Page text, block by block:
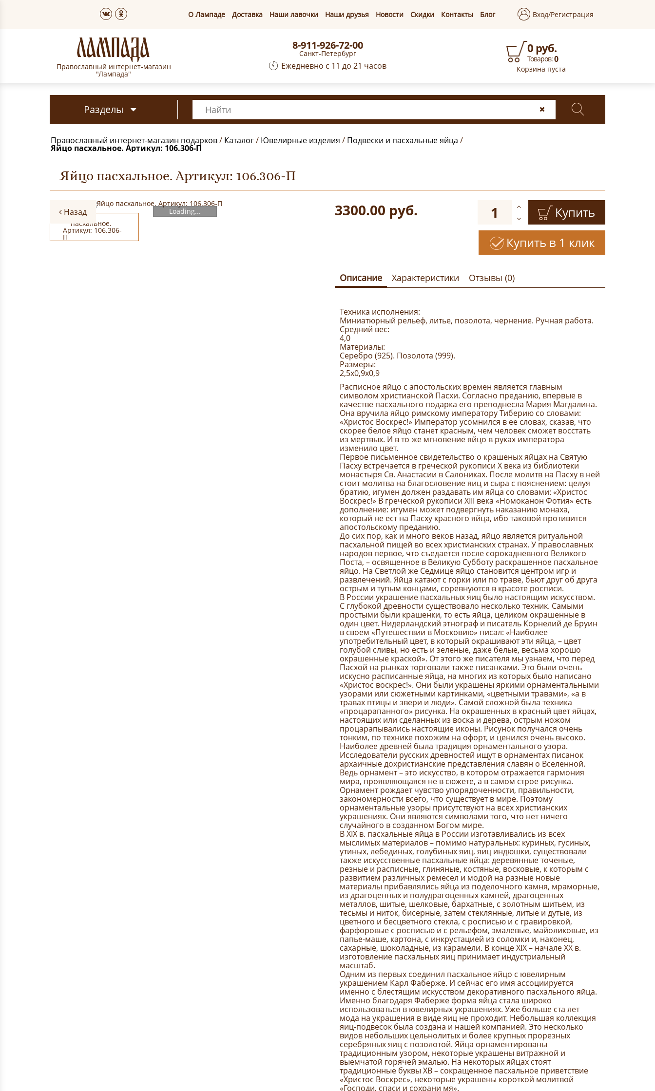
О Лампаде Доставка Наши лавочки Наши друзья Новости Скидки Контакты Блог Вход/Регистрация
Православный интернет-магазин
"Лампада"
8-911-926-72-00
Санкт-Петербург
Ежедневно с 11 до 21 часов
0 руб.
Товаров:0
Корзина пуста
Разделы
Православный интернет-магазин подарков/ Каталог/ Ювелирные изделия / Подвески и пасхальные яйца /
Яйцо пасхальное. Артикул: 106.306-П
Яйцо пасхальное. Артикул: 106.306-П
Loading...
Назад 3300.00 руб.
Купить
Купить в 1 клик
Описание Характеристики Отзывы (0)
Техника исполнения:
Миниатюрный рельеф, литье, позолота, чернение. Ручная работа.
Средний вес:
4,0
Материалы:
Серебро (925). Позолота (999).
Размеры:
2,5х0,9х0,9
Расписное яйцо с апостольских времен является главным
символом христианской Пасхи. Согласно преданию, впервые в
качестве пасхального подарка его преподнесла Мария Магдалина.
Она вручила яйцо римскому императору Тиберию со словами:
«Христос Воскрес!» Император усомнился в ее словах, сказав, что
скорее белое яйцо станет красным, чем человек сможет восстать
из мертвых. И в то же мгновение яйцо в руках императора
изменило цвет.
Первое письменное свидетельство о крашеных яйцах на Святую
Пасху встречается в греческой рукописи Х века из библиотеки
монастыря Св. Анастасии в Салониках. После молитв на Пасху в ней
стоит молитва на благословение яиц и сыра с пояснением: целуя
братию, игумен должен раздавать им яйца со словами: «Христос
Воскрес!» В греческой рукописи XIII века «Номоканон Фотия» есть
дополнение: игумен может подвергнуть наказанию монаха,
который не ест на Пасху красного яйца, ибо таковой противится
апостольскому преданию.
До сих пор, как и много веков назад, яйцо является ритуальной
пасхальной пищей во всех христианских странах. У православных
народов первое, что съедается после сорокадневного Великого
Поста, – освященное в Великую Субботу раскрашенное пасхальное
яйцо. На Светлой же Седмице яйцо становится центром игр и
развлечений. Яйца катают с горки или по траве, бьют друг об друга
острым и тупым концами, соревнуются в красоте росписи.
В России украшение пасхальных яиц было настоящим искусством.
С глубокой древности существовало несколько техник. Самыми
простыми были крашенки, то есть яйца, целиком окрашенные в
один цвет. Нидерландский этнограф и писатель Корнелий де Бруин
в своем «Путешествии в Московию» писал: «Наиболее
употребительный цвет, в который окрашивают эти яйца, – цвет
голубой сливы, но есть и зеленые, даже белые, весьма хорошо
окрашенные краской». От этого же писателя мы узнаем, что перед
Пасхой на рынках торговали также писанками. Это были очень
искусно расписанные яйца, на многих из которых было написано
«Христос воскрес!». Они были украшены яркими орнаментальными
узорами или сюжетными картинками, «цветными травами», «а в
травах птицы и звери и люди». Самой сложной была техника
«процарапанного» рисунка. На окрашенных в красный цвет яйцах,
настоящих или сделанных из воска и дерева, острым ножом
процарапывались настоящие иконы. Рисунок получался очень
тонким, по технике похожим на офорт, и ценился очень высоко.
Наиболее древней была традиция орнаментального узора.
Исследователи русских древностей ищут в орнаментах писанок
архаичные дохристианские представления славян о Вселенной.
Ведь орнамент – это искусство, в котором отражается гармония
мира, проявляющаяся не в сюжете, а в самом строе рисунка.
Орнамент рождает чувство упорядоченности, правильности,
закономерности всего, что существует в мире. Поэтому
орнаментальные узоры присутствуют на всех христианских
украшениях. Они являются символами того, что нет ничего
случайного в созданном Богом мире.
В XIX в. пасхальные яйца в России изготавливались из всех
мыслимых материалов – помимо натуральных: куриных, гусиных,
утиных, лебединых, голубиных яиц, яиц индюшки, существовали
также искусственные пасхальные яйца: деревянные точеные,
резные и расписные, глиняные, костяные, восковые, к которым с
развитием различных ремесел и модой на разные новые
материалы прибавлялись яйца из поделочного камня, мраморные,
из драгоценных и полудрагоценных камней, драгоценных
металлов, шитые, шелковые, бархатные, с золотным шитьем, из
тесьмы и ниток, бисерные, затем стеклянные, литые и дутые, из
цветного и бесцветного стекла, с росписью и с гравировкой,
фарфоровые с росписью и с рельефом, эмалевые, майоликовые, из
папье-маше, картона, с инкрустацией из соломки и, наконец,
сахарные, шоколадные, из карамели. В конце XIX – начале XX в.
изготовление пасхальных яиц принимает индустриальный
масштаб.
Одним из первых соединил пасхальное яйцо с ювелирным
украшением Карл Фаберже. И сейчас его имя ассоциируется
именно с блестящим искусством декоративного пасхального яйца.
Именно благодаря Фаберже форма яйца стала широко
использоваться в ювелирных украшениях. Уже больше ста лет
мода на украшения в виде яиц не проходит. Небольшая коллекция
яиц-подвесок была создана и нашей компанией. Это несколько
видов небольших цельнолитых и более крупных прорезных
серебряных яиц с позолотой. Яйца орнаментированы
традиционным узором, некоторые украшены витражной и
выемчатой горячей эмалью. На некоторых яйцах стоят
традиционные буквы ХВ – сокращенное пасхальное приветствие
«Христос Воскрес», некоторые украшены короткой молитвой
«Господи, спаси и сохрани мя».